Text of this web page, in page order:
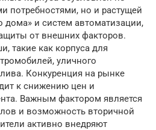
но и растущей
дома» и систем автоматизации,
от внешних факторов.
такие как корпуса для
уличного
Конкуренция на рынке
к снижению цен и
Важным фактором является
и возможность вторичной
активно внедряют